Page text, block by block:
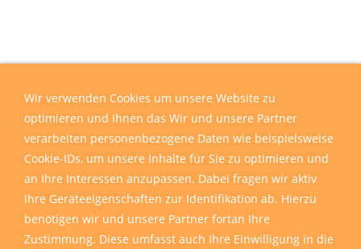
Wir verwenden Cookies um unsere Website zu
optimieren und Ihnen das Wir und unsere Partner
verarbeiten personenbezogene Daten wie beispielsweise
Cookie-IDs, um unsere Inhalte für Sie zu optimieren und
an Ihre Interessen anzupassen. Dabei fragen wir aktiv
Ihre Geräteeigenschaften zur Identifikation ab. Hierzu
benötigen wir und unsere Partner fortan Ihre
Zustimmung. Diese umfasst auch Ihre Einwilligung in die